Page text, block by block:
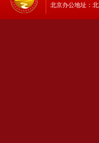
北京办公地址：